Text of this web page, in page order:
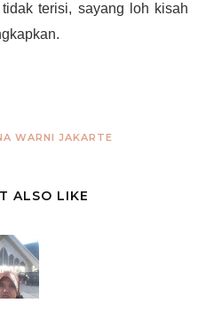
terisi, sayang loh kisah
WARNI JAKARTE
ALSO LIKE